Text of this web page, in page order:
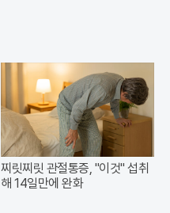
찌릿찌릿 관절통증, "이것" 섭취
해 14일만에 완화